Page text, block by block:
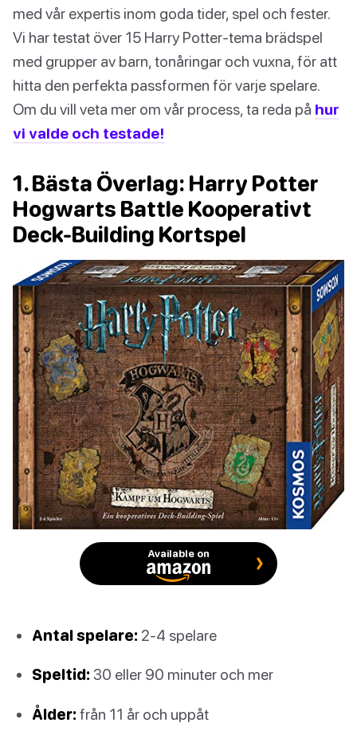
med vår expertis inom goda tider, spel och fester.
Vi har testat över 15 Harry Potter-tema brädspel
med grupper av barn, tonåringar och vuxna, för att
hitta den perfekta passformen för varje spelare.
Om du vill veta mer om vår process, ta reda på hur
vi valde och testade!
1. Bästa Överlag: Harry Potter
Hogwarts Battle Kooperativt
Deck-Building Kortspel
Available on
Antal spelare: 2-4 spelare
Speltid: 30 eller 90 minuter och mer
Ålder: från 11 år och uppåt